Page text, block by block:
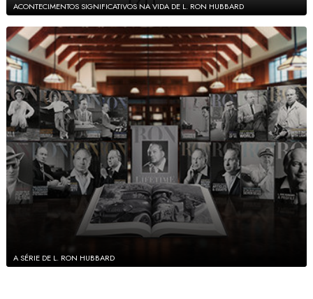
ACONTECIMENTOS SIGNIFICATIVOS NA VIDA DE L. RON HUBBARD
A SÉRIE DE L. RON HUBBARD